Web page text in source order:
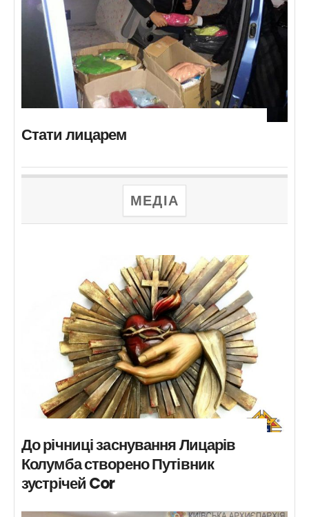
Стати лицарем
МЕДІА
До річниці заснування Лицарів
Колумба створено Путівник
зустрічей Cor